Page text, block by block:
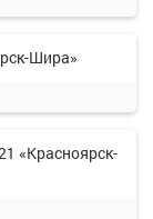
Шира»
«Красноярск-